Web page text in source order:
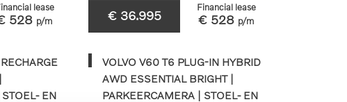
lease
528 p/m
EN
€ 36.995
Financial lease
€ 528 p/m
VOLVO V60 T6 PLUG-IN HYBRID
AWD ESSENTIAL BRIGHT |
PARKEERCAMERA | STOEL- EN